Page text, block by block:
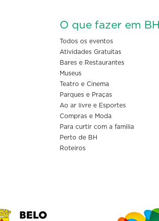
O que fazer em BH
Todos os eventos
Atividades Gratuitas
Bares e Restaurantes
Museus
Teatro e Cinema
Parques e Praças
Ao ar livre e Esportes
Compras e Moda
Para curtir com a familia
Perto de BH
Roteiros